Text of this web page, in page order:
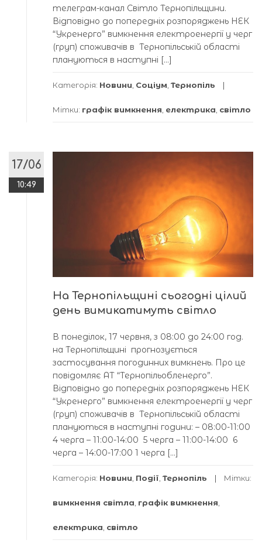
телеграм-канал Світло Тернопільщини.
Відповідно до попередніх розпоряджень НЕК
“Укренерго” вимкнення електроенергії у черг
(груп) споживачів в Тернопільській області
плануються в наступні […]
Категорія: Новини Соціум Тернопіль
Мітки: графік вимкнення електрика світло
17/06
10:49
На Тернопільщині сьогодні цілий
день вимикатимуть світло
В понеділок, 17 червня, з 08:00 до 24:00 год.
на Тернопільщині прогнозується
застосування погодинних вимкнень. Про це
повідомляє АТ “Тернопільобленерго”.
Відповідно до попередніх розпоряджень НЕК
“Укренерго” вимкнення електроенергії у черг
(груп) споживачів в Тернопільській області
плануються в наступні години: – 08:00-11:00
4 черга – 11:00-14:00 5 черга – 11:00-14:00 6
черга – 14:00-17:00 1 черга […]
Категорія: Новини Події Тернопіль Мітки:
вимкнення світла графік вимкнення
електрика світло